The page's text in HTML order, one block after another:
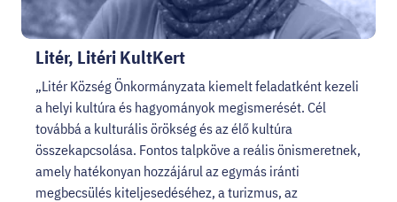
Litér, Litéri KultKert
„Litér Község Önkormányzata kiemelt feladatként kezeli
a helyi kultúra és hagyományok megismerését. Cél
továbbá a kulturális örökség és az élő kultúra
összekapcsolása. Fontos talpköve a reális önismeretnek,
amely hatékonyan hozzájárul az egymás iránti
megbecsülés kiteljesedéséhez, a turizmus, az